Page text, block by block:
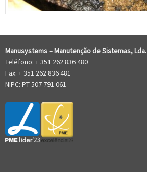
Manusystems –Manutenção de Sistemas, Lda.
Teléfono: + 351 262 836 480
Fax: + 351 262 836 481
NIPC: PT 507 791 061